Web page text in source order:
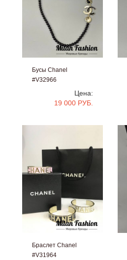
Бусы Chanel
#V32966
Цена:
19 000 РУБ.
Браслет Chanel
#V31964